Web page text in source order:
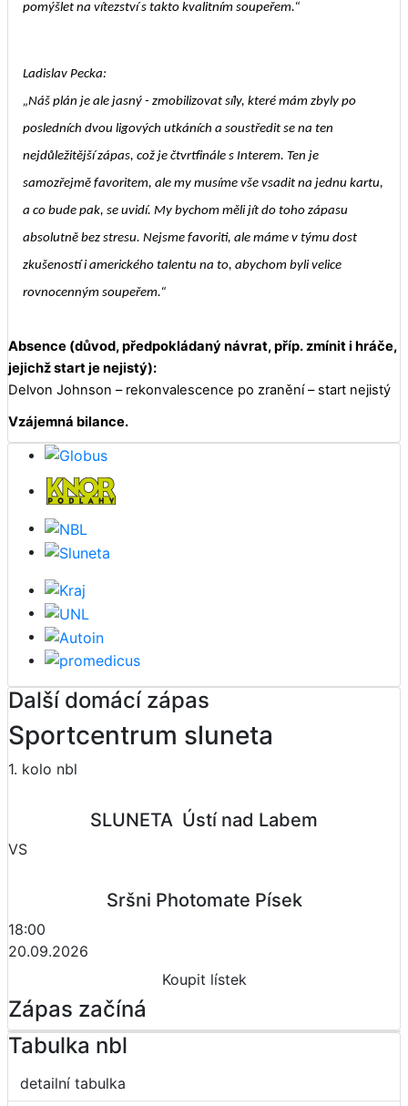
pomýšlet na vítezství s takto kvalitním soupeřem.“
Ladislav Pecka:
„Náš plán je ale jasný - zmobilizovat síly, které mám zbyly po
posledních dvou ligových utkáních a soustředit se na ten
nejdůležitější zápas, což je čtvrtfinále s Interem. Ten je
samozřejmě favoritem, ale my musíme vše vsadit na jednu kartu,
a co bude pak, se uvidí. My bychom měli jít do toho zápasu
absolutně bez stresu. Nejsme favoriti, ale máme v týmu dost
zkušeností i amerického talentu na to, abychom byli velice
rovnocenným soupeřem.“
Absence (důvod, předpokládaný návrat, příp. zmínit i hráče,
jejichž start je nejistý):
Delvon Johnson – rekonvalescence po zranění – start nejistý
Vzájemná bilance.
Další domácí zápas
Sportcentrum sluneta
1. kolo nbl
SLUNETA  Ústí nad Labem
VS
Sršni Photomate Písek
18:00
20.09.2026
Koupit lístek
Zápas začíná
Tabulka nbl
detailní tabulka